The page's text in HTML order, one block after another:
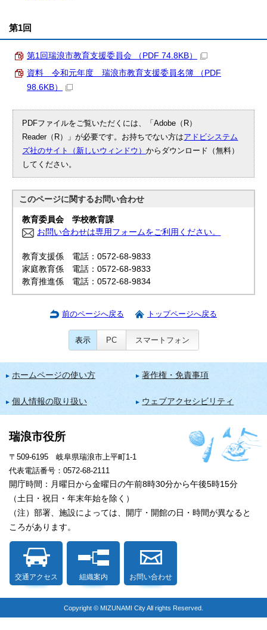
第1回
第1回瑞浪市教育支援委員会 （PDF 74.8KB）
資料 令和元年度 瑞浪市教育支援委員名簿 （PDF
98.6KB）
PDFファイルをご覧いただくには、「Adobe（R）
Reader（R）」が必要です。お持ちでない方はアドビシステム
ズ社のサイト（新しいウィンドウ）からダウンロード（無料）
してください。
このページに関するお問い合わせ
教育委員会 学校教育課
お問い合わせは専用フォームをご利用ください。
教育支援係 電話：0572-68-9833
家庭教育係 電話：0572-68-9833
教育推進係 電話：0572-68-9834
前のページへ戻る トップページへ戻る
表示 PC スマートフォン
ホームページの使い方 著作権・免責事項
個人情報の取り扱い ウェブアクセシビリティ
瑞浪市役所
〒509-6195 岐阜県瑞浪市上平町1-1
代表電話番号：0572-68-2111
開庁時間：月曜日から金曜日の午前8時30分から午後5時15分
（土日・祝日・年末年始を除く）
（注）部署、施設によっては、開庁・開館の日・時間が異なると
ころがあります。
交通アクセス 組織案内 お問い合わせ
Copyright © MIZUNAMI City All rights Reserved.